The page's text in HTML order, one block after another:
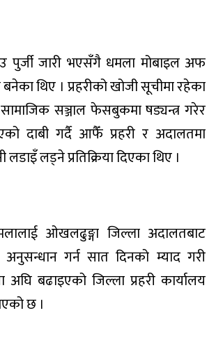
पुर्जी जारी भएसँगै धमला मोबाइल अफ
थिए । प्रहरीको खोजी सूचीमा रहेका
सञ्जाल फेसबुकमा षड्यन्त्र गरेर
दाबी गर्दै आफैँ प्रहरी र अदालतमा
लड्ने प्रतिक्रिया दिएका थिए ।
ओखलढुङ्गा जिल्ला अदालतबाट
अनुसन्धान गर्न सात दिनको म्याद गरी
अघि बढाइएको जिल्ला प्रहरी कार्यालय
छ ।